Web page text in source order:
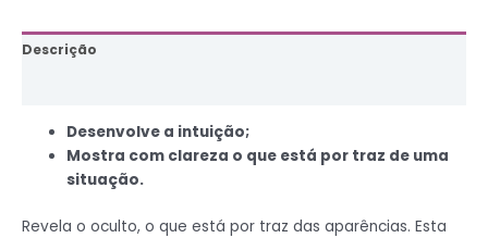
Descrição
Desenvolve a intuição;
Mostra com clareza o que está por traz de uma
situação.
Revela o oculto, o que está por traz das aparências. Esta